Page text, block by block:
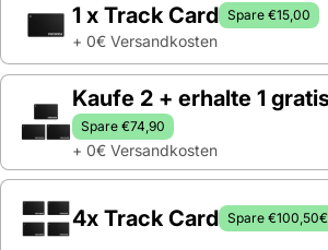
1 x Track Card Spare €15,00
+ 0€ Versandkosten
Kaufe 2 + erhalte 1
Spare €74,90
+ 0€ Versandkosten
4x Track Card Spare €100,50€